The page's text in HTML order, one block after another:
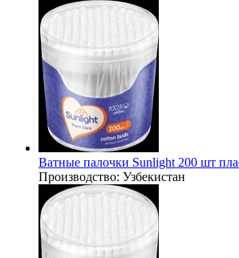
Ватные палочки Sunlight 200 шт
Производство: Узбекистан